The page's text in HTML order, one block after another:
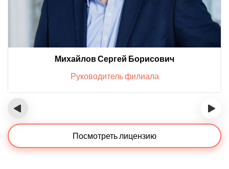
Михайлов Сергей Борисович
Руководитель филиала
‹ ›
Посмотреть лицензию